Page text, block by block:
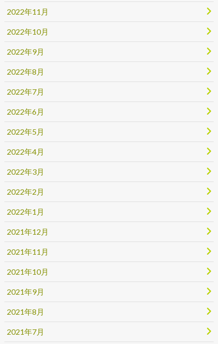
2022年11月
2022年10月
2022年9月
2022年8月
2022年7月
2022年6月
2022年5月
2022年4月
2022年3月
2022年2月
2022年1月
2021年12月
2021年11月
2021年10月
2021年9月
2021年8月
2021年7月